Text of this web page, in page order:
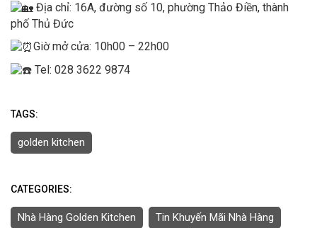
Địa chỉ: 16A, đường số 10, phường Thảo Điền, thành
phố Thủ Đức
Giờ mở cửa: 10h00 – 22h00
Tel: 028 3622 9874
TAGS:
golden kitchen
CATEGORIES:
Nhà Hàng Golden Kitchen Tin Khuyến Mãi Nhà Hàng